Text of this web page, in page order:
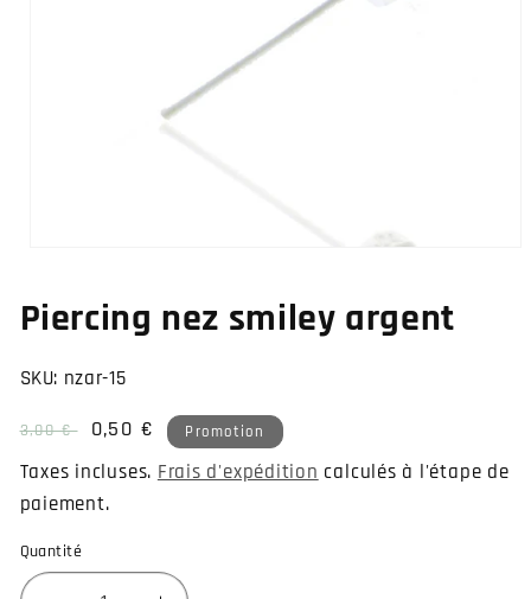
1
dans
modale
Piercing nez smiley argent
SKU: nzar-15
Prix
habituel
3,00 €
Prix
soldé
0,50 € Promotion
Taxes incluses. Frais d'expédition calculés à l'étape de
paiement.
Quantité